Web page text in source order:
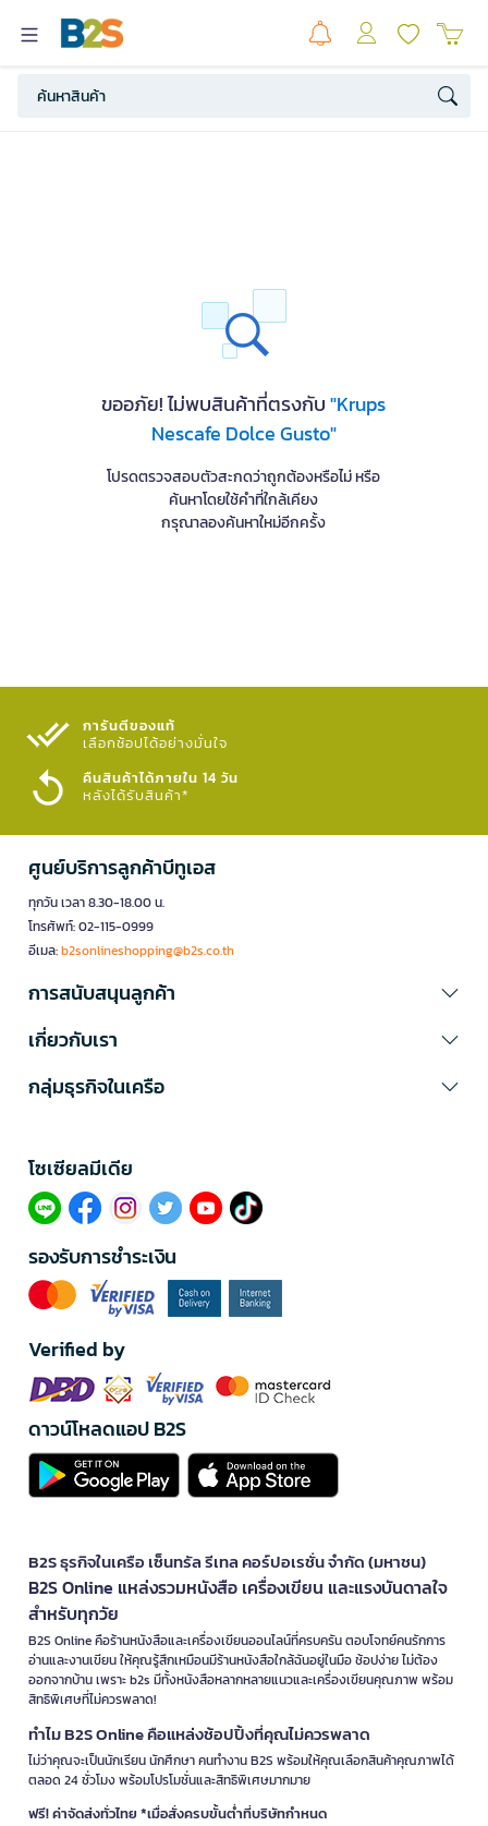
ขออภัย! ไม่พบสินค้าที่ตรงกับ"Krups
Nescafe Dolce Gusto"
โปรดตรวจสอบตัวสะกดว่าถูกต้องหรือไม่ หรือ
ค้นหาโดยใช้คำที่ใกล้เคียง
กรุณาลองค้นหาใหม่อีกครั้ง
การันตีของแท้
เลือกช้อปได้อย่างมั่นใจ​
คืนสินค้าได้ภายใน 14 วัน
หลังได้รับสินค้า*
ศูนย์บริการลูกค้าบีทูเอส
ทุกวัน เวลา 8.30-18.00 น.
โทรศัพท์: 02-115-0999
อีเมล:b2sonlineshopping@b2s.co.th
การสนับสนุนลูกค้า
เกี่ยวกับเรา
กลุ่มธุรกิจในเครือ
โซเซียลมีเดีย​
รองรับการชำระเงิน
Verified by
ดาวน์โหลดแอป B2S
B2S ธุรกิจในเครือ เซ็นทรัล รีเทล คอร์ปอเรชั่น จำกัด (มหาชน)
B2S Online แหล่งรวมหนังสือ เครื่องเขียน และแรงบันดาลใจ
สำหรับทุกวัย
B2S Online คือร้านหนังสือและเครื่องเขียนออนไลน์ที่ครบครัน ตอบโจทย์คนรักการ
อ่านและงานเขียน ให้คุณรู้สึกเหมือนมีร้านหนังสือใกล้ฉันอยู่ในมือ ช้อปง่าย ไม่ต้อง
ออกจากบ้าน เพราะ b2s มีทั้งหนังสือหลากหลายแนวและเครื่องเขียนคุณภาพ พร้อม
สิทธิพิเศษที่ไม่ควรพลาด!
ทำไม B2S Online คือแหล่งช้อปปิ้งที่คุณไม่ควรพลาด
ไม่ว่าคุณจะเป็นนักเรียน นักศึกษา คนทำงาน B2S พร้อมให้คุณเลือกสินค้าคุณภาพได้
ตลอด 24 ชั่วโมง พร้อมโปรโมชั่นและสิทธิพิเศษมากมาย
ฟรี! ค่าจัดส่งทั่วไทย *เมื่อสั่งครบขั้นต่ำที่บริษัทกำหนด